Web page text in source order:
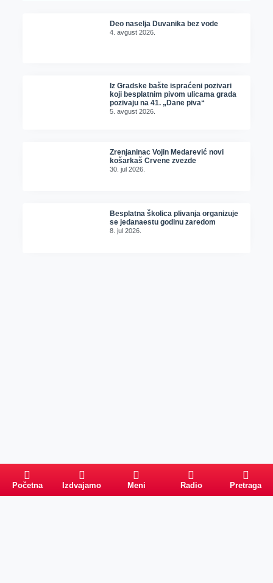
Deo naselja Duvanika bez vode
4. avgust 2026.
Iz Gradske bašte ispraćeni pozivari
koji besplatnim pivom ulicama grada
pozivaju na 41. „Dane piva“
5. avgust 2026.
Zrenjaninac Vojin Medarević novi
košarkaš Crvene zvezde
30. jul 2026.
Besplatna školica plivanja organizuje
se jedanaestu godinu zaredom
8. jul 2026.
Početna Izdvajamo Meni Radio Pretraga